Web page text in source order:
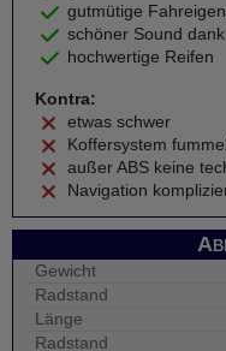
gutmütige
schöner Sound
hochwertige Reifen
Kontra:
etwas schwer
Koffersystem
außer ABS keine
Navigation
Gewicht
Radstand
Länge
Radstand